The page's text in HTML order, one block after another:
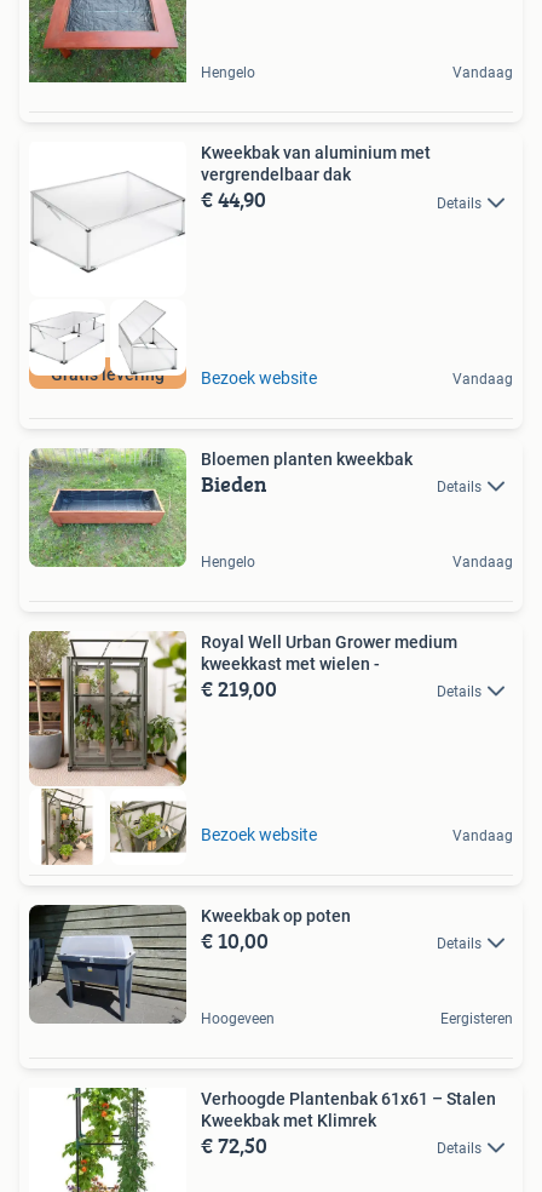
Hengelo Vandaag
Gratis levering
Kweekbak van aluminium met
vergrendelbaar dak
€ 44,90 Details
Bezoek website Vandaag
Bloemen planten kweekbak
Bieden Details
Hengelo Vandaag
Royal Well Urban Grower medium
kweekkast met wielen -
€ 219,00 Details
Bezoek website Vandaag
Kweekbak op poten
€ 10,00 Details
Hoogeveen Eergisteren
Verhoogde Plantenbak 61x61 – Stalen
Kweekbak met Klimrek
€ 72,50 Details